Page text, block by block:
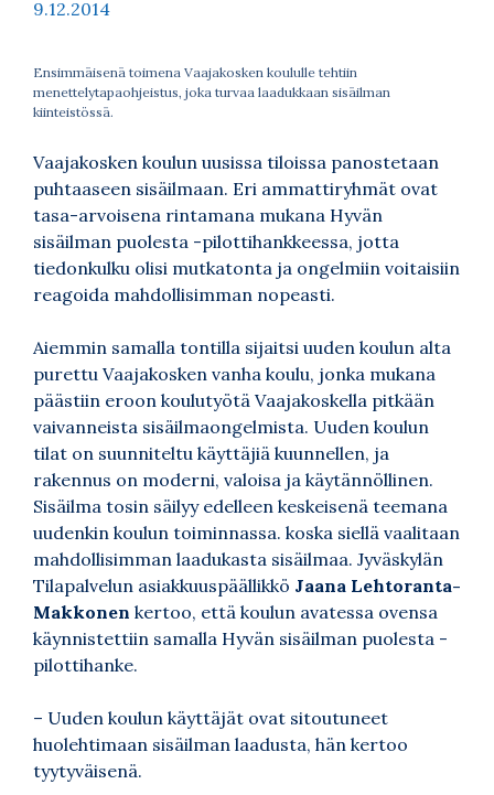
9.12.2014
Ensimmäisenä toimena Vaajakosken koululle tehtiin
menettelytapaohjeistus, joka turvaa laadukkaan sisäilman
kiinteistössä.
Vaajakosken koulun uusissa tiloissa panostetaan
puhtaaseen sisäilmaan. Eri ammattiryhmät ovat
tasa-arvoisena rintamana mukana Hyvän
sisäilman puolesta -pilottihankkeessa, jotta
tiedonkulku olisi mutkatonta ja ongelmiin voitaisiin
reagoida mahdollisimman nopeasti.
Aiemmin samalla tontilla sijaitsi uuden koulun alta
purettu Vaajakosken vanha koulu, jonka mukana
päästiin eroon koulutyötä Vaajakoskella pitkään
vaivanneista sisäilmaongelmista. Uuden koulun
tilat on suunniteltu käyttäjiä kuunnellen, ja
rakennus on moderni, valoisa ja käytännöllinen.
Sisäilma tosin säilyy edelleen keskeisenä teemana
uudenkin koulun toiminnassa. koska siellä vaalitaan
mahdollisimman laadukasta sisäilmaa. Jyväskylän
Tilapalvelun asiakkuuspäällikkö Jaana Lehtoranta-
Makkonen kertoo, että koulun avatessa ovensa
käynnistettiin samalla Hyvän sisäilman puolesta -
pilottihanke.
– Uuden koulun käyttäjät ovat sitoutuneet
huolehtimaan sisäilman laadusta, hän kertoo
tyytyväisenä.